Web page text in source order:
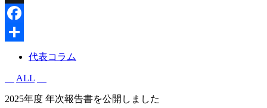
X
Facebook
代表コラム
ALL
2025年度 年次報告書を公開しました